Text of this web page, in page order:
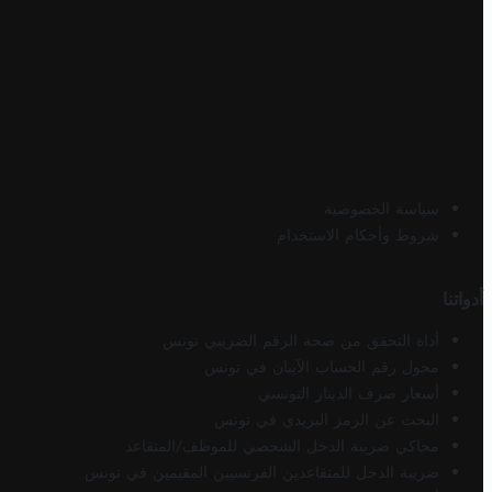
سياسة الخصوصية
شروط وأحكام الاستخدام
أدواتنا
أداة التحقق من صحة الرقم الضريبي تونس
محول رقم الحساب الآيبان في تونس
أسعار صرف الدينار التونسي
البحث عن الرمز البريدي في تونس
محاكي ضريبة الدخل الشخصي للموظف/المتقاعد
ضريبة الدخل للمتقاعدين الفرنسيين المقيمين في تونس